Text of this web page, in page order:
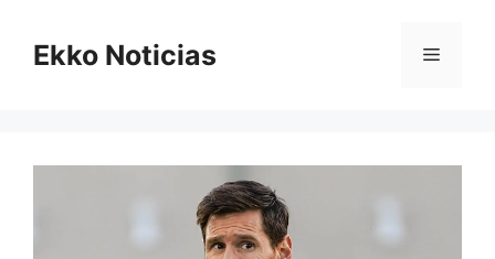
contenido
Ekko Noticias Menú